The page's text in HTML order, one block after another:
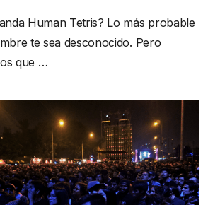
Human Tetris? Lo más probable
te sea desconocido. Pero
que …